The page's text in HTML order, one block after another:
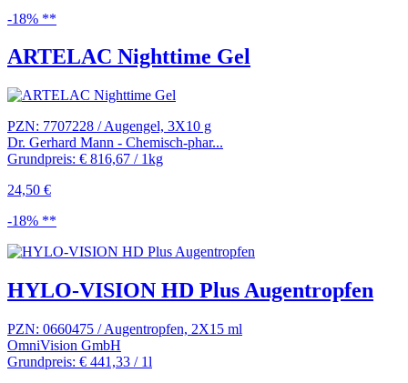
-18% **
ARTELAC Nighttime Gel
PZN: 7707228 / Augengel, 3X10 g
Dr. Gerhard Mann - Chemisch-phar...
Grundpreis: € 816,67 / 1kg
24,50 €
-18% **
HYLO-VISION HD Plus Augentropfen
PZN: 0660475 / Augentropfen, 2X15 ml
OmniVision GmbH
Grundpreis: € 441,33 / 1l